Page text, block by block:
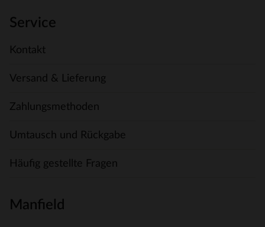
Service
Kontakt
Versand & Lieferung
Zahlungsmethoden
Umtausch und Rückgabe
Häufig gestellte Fragen
Manfield